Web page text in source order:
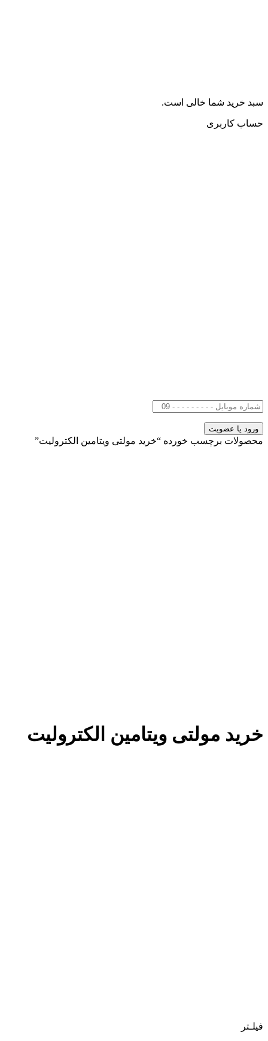
سبد خرید شما خالی است.
حساب کاربری
محصولات برچسب خورده “خرید مولتی ویتامین الکترولیت”
خرید مولتی ویتامین الکترولیت
فیلـتر